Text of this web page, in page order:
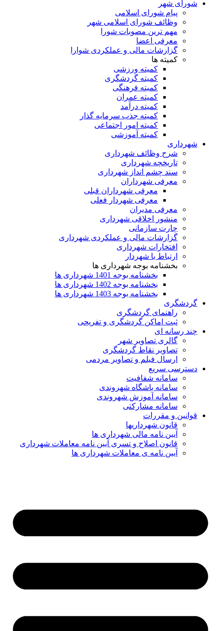
شورای شهر
پیام شورای اسلامی
وظائف شورای اسلامی شهر
مهم ترین مصوبات شورا
معرفی اعضا
گزارشات مالی و عملکردی شوارا
کمیته ها
کمیته ورزشی
کمیته گردشگری
کمیته فرهنگی
کمیته عمران
کمیته درآمد
کمیته جذب سرمایه گذار
کمیته امور اجتماعی
کمیته آموزشی
شهرداری
شرح وظائف شهرداری
تاریخچه شهرداری
سند چشم انداز شهرداری
معرفی شهرداران
معرفی شهرداران قبلی
معرفی شهردار فعلی
معرفی مدیران
منشور اخلاقی شهرداری
چارت سازمانی
گزارشات مالی و عملکردی شهرداری
افتخارات شهرداری
ارتباط با شهردار
بخشنامه بوجه شهرداری ها
بخشنامه بوجه 1401 شهرداری ها
بخشنامه بوجه 1402 شهرداری ها
بخشنامه بوجه 1403 شهرداری ها
گردشگری
راهنمای گردشگری
ثبت اماکن گردشگری و تفریحی
چند رسانه ای
گالری تصاویر شهر
تصاویر نقاط گردشگری
ارسال فیلم و تصاویر مردمی
دسترسی سریع
سامانه شفافیت
سامانه باشگاه شهروندی
سامانه آموزش شهروندی
سامانه مشارکتی
قوانین و مقررات
قانون شهرداریها
آیین نامه مالی شهرداری ها
قانون اصلاح و تسری آیین نامه معاملات شهرداری
آیین نامه ی معاملات شهرداری ها